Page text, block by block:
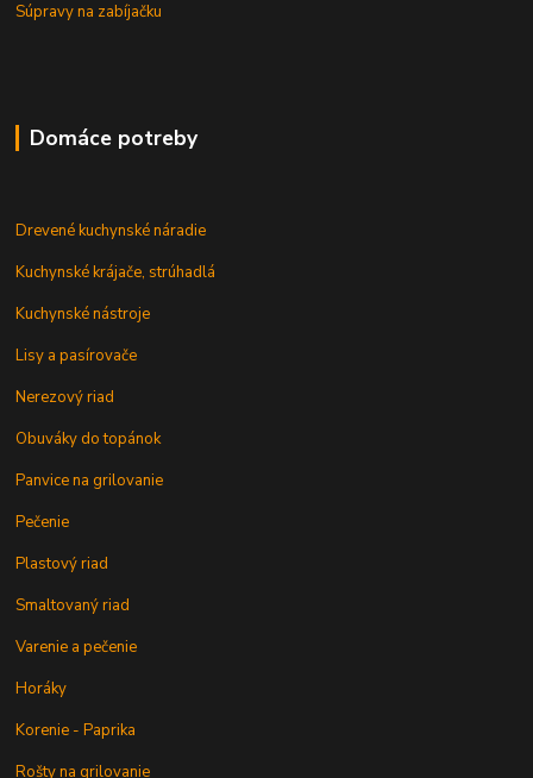
Súpravy na zabíjačku
Domáce potreby
Drevené kuchynské náradie
Kuchynské krájače, strúhadlá
Kuchynské nástroje
Lisy a pasírovače
Nerezový riad
Obuváky do topánok
Panvice na grilovanie
Pečenie
Plastový riad
Smaltovaný riad
Varenie a pečenie
Horáky
Korenie - Paprika
Rošty na grilovanie